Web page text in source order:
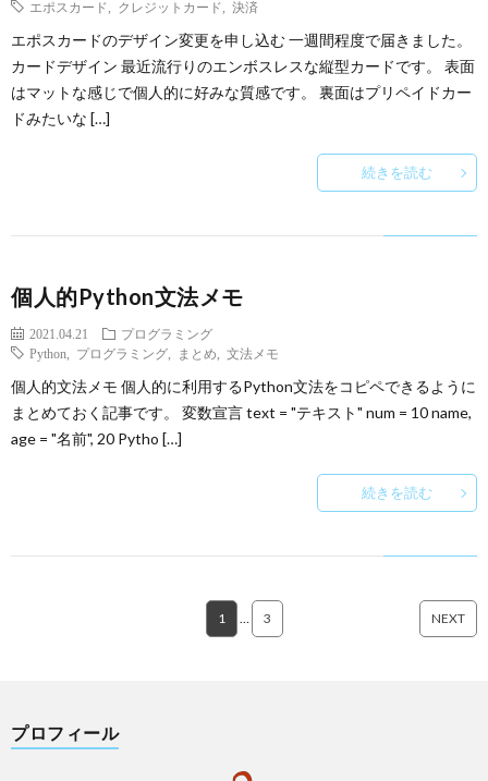
エポスカード クレジットカード 決済
エポスカードのデザイン変更を申し込む 一週間程度で届きました。
カードデザイン 最近流行りのエンボスレスな縦型カードです。 表面
はマットな感じで個人的に好みな質感です。 裏面はプリペイドカー
ドみたいな […]
続きを読む
個人的Python文法メモ
2021.04.21
プログラミング
Python
プログラミング まとめ 文法メモ
個人的文法メモ 個人的に利用するPython文法をコピペできるように
まとめておく記事です。 変数宣言 text = "テキスト" num = 10 name,
age = "名前", 20 Pytho […]
続きを読む
1 … 3 NEXT
プロフィール